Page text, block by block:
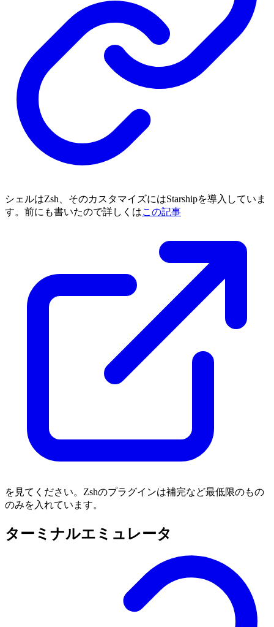
シェルはZsh、そのカスタマイズにはStarshipを導入していま
す。前にも書いたので詳しくはこの記事
を見てください。Zshのプラグインは補完など最低限のもの
のみを入れています。
ターミナルエミュレータ